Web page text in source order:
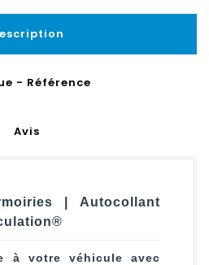
- Référence
Avis
| Autocollant
à votre véhicule avec